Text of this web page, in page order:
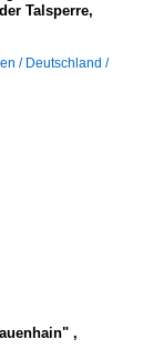
Talsperre,
/ Deutschland /
,